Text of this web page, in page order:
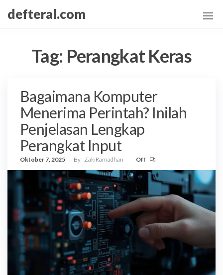
Skipdefteral.com
Tag: Perangkat Keras
Bagaimana Komputer
Menerima Perintah? Inilah
Penjelasan Lengkap
Perangkat Input
Oktober 7, 2025 By ZakiRamadhan Off